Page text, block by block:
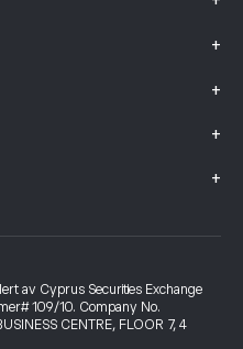
+
+
+
+
av Cyprus Securities Exchange
109/10. Company No.
CENTRE, FLOOR 7, 4